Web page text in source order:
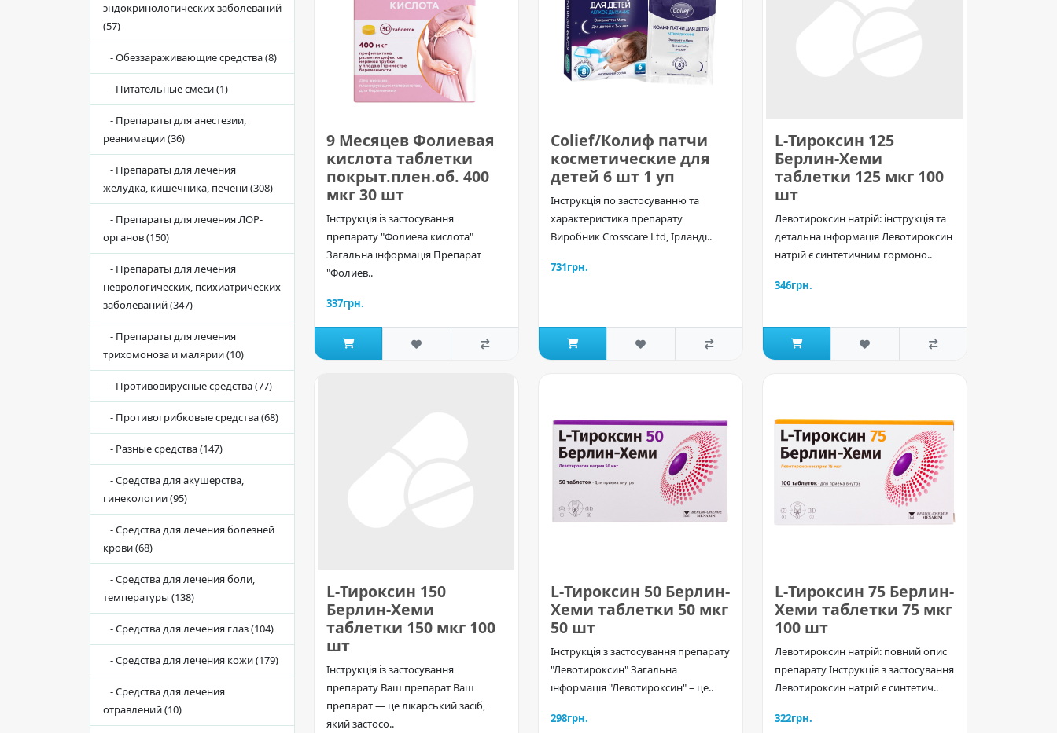
эндокринологических заболеваний
(57)
- Обеззараживающие средства (8)
- Питательные смеси (1)
- Препараты для анестезии,
реанимации (36)
- Препараты для лечения
желудка, кишечника, печени (308)
- Препараты для лечения ЛОР-
органов (150)
- Препараты для лечения
неврологических, психиатрических
заболеваний (347)
- Препараты для лечения
трихомоноза и малярии (10)
- Противовирусные средства (77)
- Противогрибковые средства (68)
- Разные средства (147)
- Средства для акушерства,
гинекологии (95)
- Средства для лечения болезней
крови (68)
- Средства для лечения боли,
температуры (138)
- Средства для лечения глаз (104)
- Средства для лечения кожи (179)
- Средства для лечения
отравлений (10)
9 Месяцев Фолиевая
кислота таблетки
покрыт.плен.об. 400
мкг 30 шт
Інструкція із застосування
препарату "Фолиева кислота"
Загальна інформація Препарат
"Фолиев..
337грн.
Colief/Колиф патчи
косметические для
детей 6 шт 1 уп
Інструкція по застосуванню та
характеристика препарату
Виробник Crosscare Ltd, Ірланді..
731грн.
L-Тироксин 125
Берлин-Хеми
таблетки 125 мкг 100
шт
Левотироксин натрій: інструкція та
детальна інформація Левотироксин
натрій є синтетичним гормоно..
346грн.
L-Тироксин 150
Берлин-Хеми
таблетки 150 мкг 100
шт
Інструкція із застосування
препарату Ваш препарат Ваш
препарат — це лікарський засіб,
який застосо..
L-Тироксин 50 Берлин-
Хеми таблетки 50 мкг
50 шт
Інструкція з застосування препарату
"Левотироксин" Загальна
інформація "Левотироксин" – це..
298грн.
L-Тироксин 75 Берлин-
Хеми таблетки 75 мкг
100 шт
Левотироксин натрій: повний опис
препарату Інструкція з застосування
Левотироксин натрій є синтетич..
322грн.